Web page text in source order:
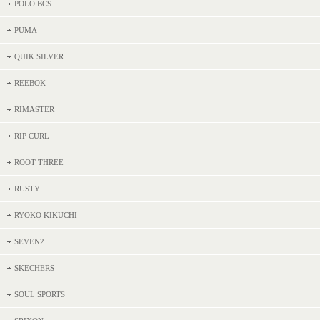
POLO BCS
PUMA
QUIK SILVER
REEBOK
RIMASTER
RIP CURL
ROOT THREE
RUSTY
RYOKO KIKUCHI
SEVEN2
SKECHERS
SOUL SPORTS